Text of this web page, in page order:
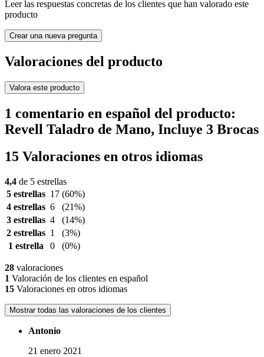
Leer las respuestas concretas de los clientes que han valorado este
producto
Crear una nueva pregunta
Valoraciones del producto
Valora este producto
1 comentario en español del producto:
Revell Taladro de Mano, Incluye 3 Brocas
15 Valoraciones en otros idiomas
4,4 de 5 estrellas
5 estrellas 17 (60%)
4 estrellas 6
(21%)
3 estrellas 4
(14%)
2 estrellas 1
(3%)
1 estrella
0 (0%)
28 valoraciones
1 Valoración de los clientes en español
15 Valoraciones en otros idiomas
Mostrar todas las valoraciones de los clientes
Antonio
21 enero 2021